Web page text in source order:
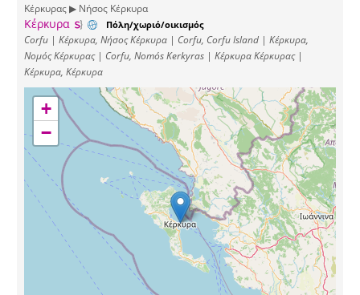
Κέρκυρας ▶ Νήσος Κέρκυρα
Κέρκυρα Πόλη/χωριό/οικισμός
Corfu | Κέρκυρα, Νήσος Κέρκυρα | Corfu, Corfu Island | Κέρκυρα,
Νομός Κέρκυρας | Corfu, Nomós Kerkyras | Κέρκυρα Κέρκυρας |
Κέρκυρα, Κέρκυρα
+
−